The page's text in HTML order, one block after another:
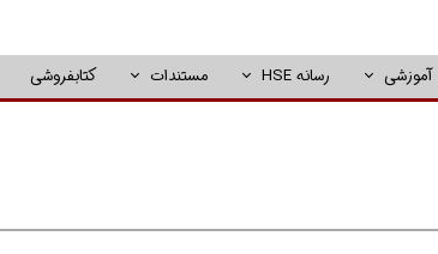
آموزشی رسانه HSE
پادکست Safety Cast
مستندات کتابفروشی